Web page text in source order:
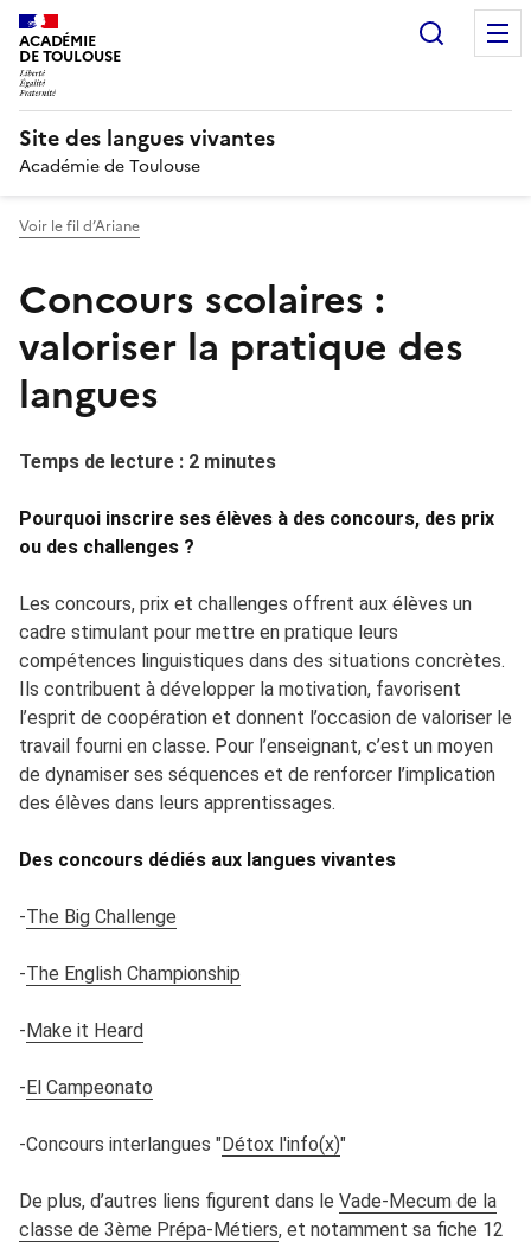
ACADÉMIE
DE TOULOUSE
Site des langues vivantes
Académie de Toulouse
Voir le fil d’Ariane
Concours scolaires :
valoriser la pratique des
langues
Temps de lecture : 2 minutes
Pourquoi inscrire ses élèves à des concours, des prix
ou des challenges ?
Les concours, prix et challenges offrent aux élèves un
cadre stimulant pour mettre en pratique leurs
compétences linguistiques dans des situations concrètes.
Ils contribuent à développer la motivation, favorisent
l’esprit de coopération et donnent l’occasion de valoriser le
travail fourni en classe. Pour l’enseignant, c’est un moyen
de dynamiser ses séquences et de renforcer l’implication
des élèves dans leurs apprentissages.
Des concours dédiés aux langues vivantes
-The Big Challenge
-The English Championship
-Make it Heard
-El Campeonato
-Concours interlangues "Détox l'info(x)"
De plus, d’autres liens figurent dans le Vade-Mecum de la
classe de 3ème Prépa-Métiers, et notamment sa fiche 12